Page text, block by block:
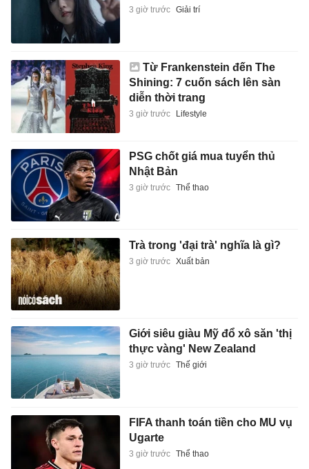
3 giờ trước Giải trí
Từ Frankenstein đến The
Shining: 7 cuốn sách lên sàn
diễn thời trang
3 giờ trước Lifestyle
PSG chốt giá mua tuyển thủ
Nhật Bản
3 giờ trước Thể thao
Trà trong 'đại trà' nghĩa là gì?
3 giờ trước Xuất bản
Giới siêu giàu Mỹ đổ xô săn 'thị
thực vàng' New Zealand
3 giờ trước Thế giới
FIFA thanh toán tiền cho MU vụ
Ugarte
3 giờ trước Thể thao